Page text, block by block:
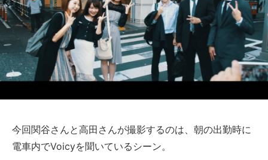
今回関谷さんと高田さんが撮影するのは、朝の出勤時に
電車内でVoicyを聞いているシーン。